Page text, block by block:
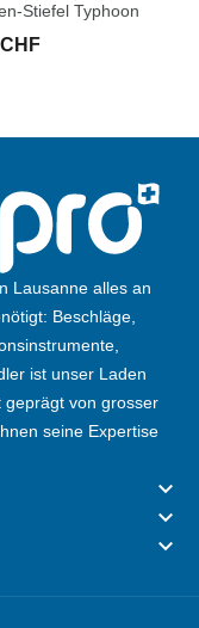
Stiefel Typhoon
Lausanne alles an
Beschläge,
ist unser Laden
geprägt von grosser
seine Expertise
keyboard_arrow_down
keyboard_arrow_down
keyboard_arrow_down